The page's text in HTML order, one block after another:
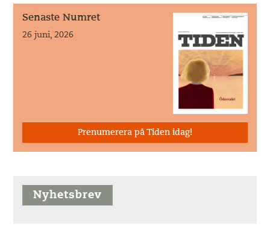
Senaste Numret
26 juni, 2026
Prenumerera på Tiden idag!
Nyhetsbrev